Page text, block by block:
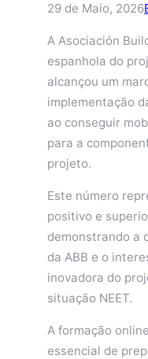
29 de Maio, 2026
A Asociación
espanhola do
alcançou um
implementação
ao conseguir
para a
projeto.
Este número
positivo e
demonstrando a
da ABB e o
inovadora do
situação NEET.
A formação
essencial de